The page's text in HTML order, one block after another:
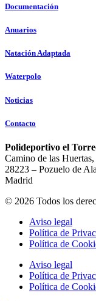
Documentación
Anuarios
Natación Adaptada
Waterpolo
Noticias
Contacto
Polideportivo el
Camino de las
28223 – Pozuelo de
Madrid
© 2026 Todos los
Aviso legal
Política de
Política de
Aviso legal
Política de
Política de